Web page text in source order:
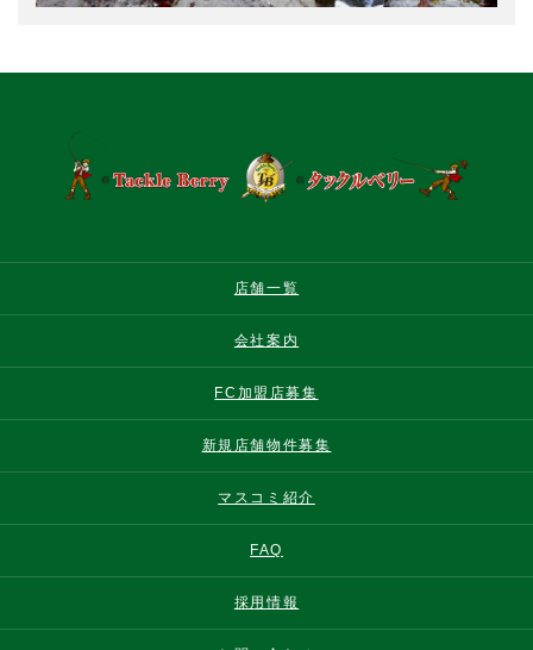
店舗一覧
会社案内
FC加盟店募集
新規店舗物件募集
マスコミ紹介
FAQ
採用情報